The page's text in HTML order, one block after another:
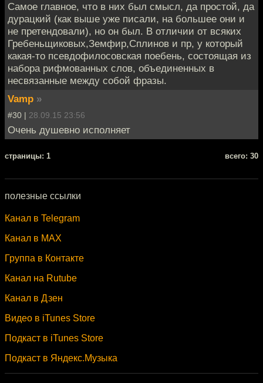
Самое главное, что в них был смысл, да простой, да
дурацкий (как выше уже писали, на большее они и
не претендовали), но он был. В отличии от всяких
Гребеньщиковых,Земфир,Сплинов и пр, у который
какая-то псевдофилосовская поебень, состоящая из
набора рифмованных слов, объединенных в
несвязанные между собой фразы.
Vamp »
#30 | 28.09.15 23:56
Очень душевно исполняет
cтраницы: 1 всего: 30
полезные ссылки
Канал в Telegram
Канал в MAX
Группа в Контакте
Канал на Rutube
Канал в Дзен
Видео в iTunes Store
Подкаст в iTunes Store
Подкаст в Яндекс.Музыка